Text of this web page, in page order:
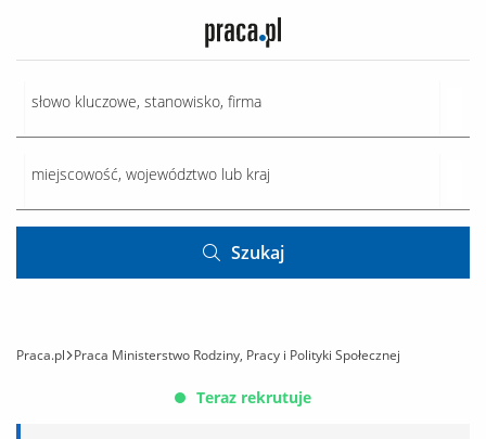
Szukaj
Praca.pl Praca Ministerstwo Rodziny, Pracy i Polityki Społecznej
Teraz rekrutuje